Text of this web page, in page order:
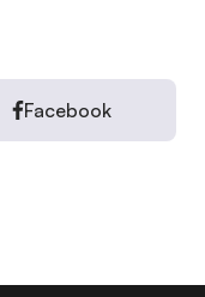
Facebook